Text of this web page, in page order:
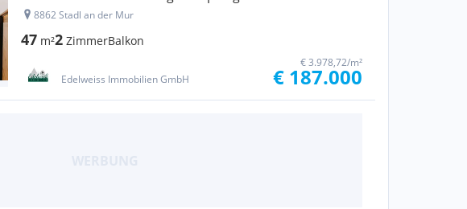
8862 Stadl an der Mur
47 m²2 ZimmerBalkon
Edelweiss Immobilien GmbH
€ 3.978,72/m²
€ 187.000